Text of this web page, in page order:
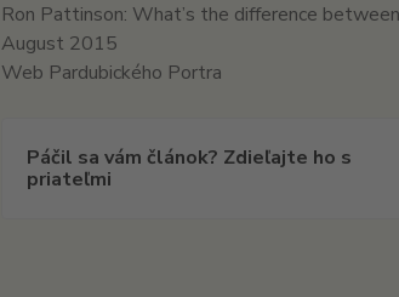
Ron Pattinson: What’s the difference
August 2015
Web Pardubického Portra
Páčil sa vám článok? Zdieľajte ho s
priateľmi